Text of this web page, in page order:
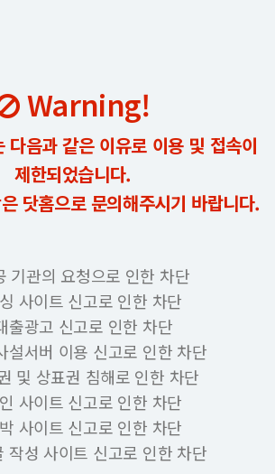
Warning!
다음과 같은 이유로 이용 및 접속이
제한되었습니다.
닷홈으로 문의해주시기 바랍니다.
기관의 요청으로 인한 차단
사이트 신고로 인한 차단
광고 신고로 인한 차단
서버 이용 신고로 인한 차단
및 상표권 침해로 인한 차단
사이트 신고로 인한 차단
사이트 신고로 인한 차단
성 사이트 신고로 인한 차단